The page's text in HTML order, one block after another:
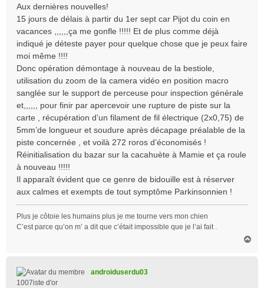
g
e
Aux dernières nouvelles!
15 jours de délais à partir du 1er sept car Pijot du coin en
vacances ,,,,,,ça me gonfle !!!!! Et de plus comme déjà
indiqué je déteste payer pour quelque chose que je peux faire
moi même !!!!
Donc opération démontage à nouveau de la bestiole,
utilisation du zoom de la camera vidéo en position macro
sanglée sur le support de perceuse pour inspection générale
et,,,,,, pour finir par apercevoir une rupture de piste sur la
carte , récupération d’un filament de fil électrique (2x0,75) de
5mm’de longueur et soudure après décapage préalable de la
piste concernée , et voilà 272 roros d’économisés !
Réinitialisation du bazar sur la cacahuète à Mamie et ça roule
à nouveau !!!!!
Il apparaît évident que ce genre de bidouille est à réserver
aux calmes et exempts de tout symptôme Parkinsonnien !
Plus je côtoie les humains plus je me tourne vers mon chien
C’est parce qu’on m’ a dit que c’était impossible que je l’ai fait .
androiduserdu03
1007iste d'or